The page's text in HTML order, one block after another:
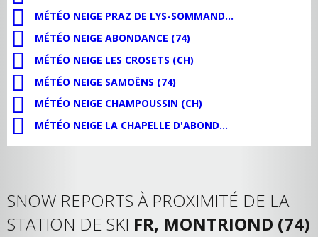
MÉTÉO NEIGE PRAZ DE LYS-SOMMAND (74)
MÉTÉO NEIGE ABONDANCE (74)
MÉTÉO NEIGE LES CROSETS (CH)
MÉTÉO NEIGE SAMOËNS (74)
MÉTÉO NEIGE CHAMPOUSSIN (CH)
MÉTÉO NEIGE LA CHAPELLE D'ABONDANCE (74)
SNOW REPORTS À PROXIMITÉ DE LA
STATION DE SKI FR, MONTRIOND (74)